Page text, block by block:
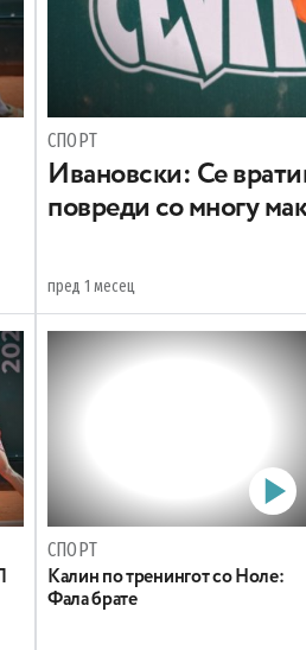
СПОРТ
Ивановски: Се
повреди со многу
пред 1 месец
СПОРТ
Калин по тренингот со Ноле:
Фала брате